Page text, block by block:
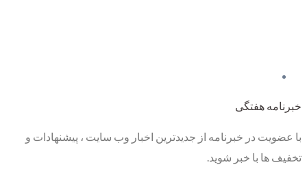
خبرنامه هفتگی
با عضویت در خبرنامه از جدیدترین اخبار وب سایت ، پیشنهادات و
تخفیف ها با خبر شوید.